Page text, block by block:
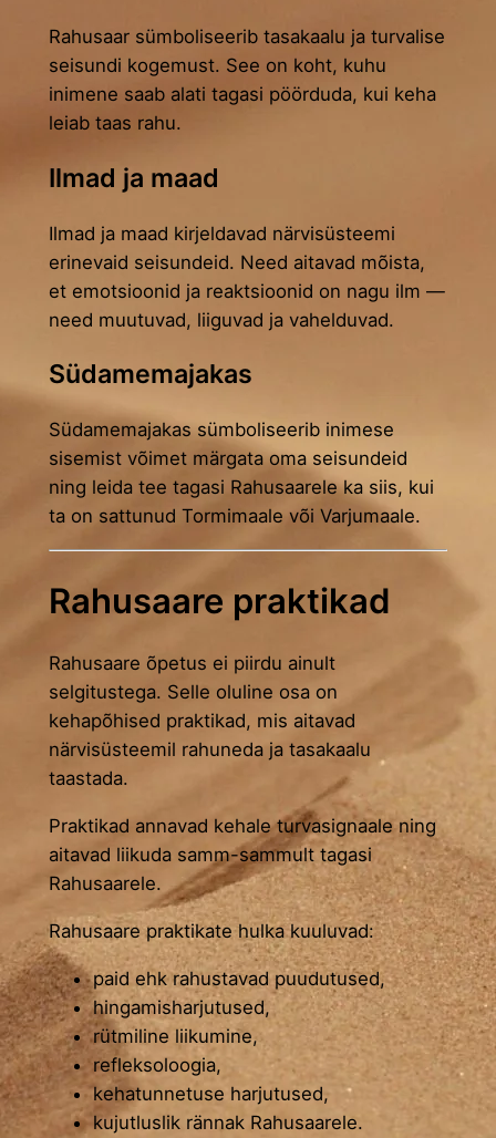
Rahusaar sümboliseerib tasakaalu ja turvalise
seisundi kogemust. See on koht, kuhu
inimene saab alati tagasi pöörduda, kui keha
leiab taas rahu.
Ilmad ja maad
Ilmad ja maad kirjeldavad närvisüsteemi
erinevaid seisundeid. Need aitavad mõista,
et emotsioonid ja reaktsioonid on nagu ilm —
need muutuvad, liiguvad ja vahelduvad.
Südamemajakas
Südamemajakas sümboliseerib inimese
sisemist võimet märgata oma seisundeid
ning leida tee tagasi Rahusaarele ka siis, kui
ta on sattunud Tormimaale või Varjumaale.
Rahusaare praktikad
Rahusaare õpetus ei piirdu ainult
selgitustega. Selle oluline osa on
kehapõhised praktikad, mis aitavad
närvisüsteemil rahuneda ja tasakaalu
taastada.
Praktikad annavad kehale turvasignaale ning
aitavad liikuda samm-sammult tagasi
Rahusaarele.
Rahusaare praktikate hulka kuuluvad:
paid ehk rahustavad puudutused,
hingamisharjutused,
rütmiline liikumine,
refleksoloogia,
kehatunnetuse harjutused,
kujutluslik rännak Rahusaarele.